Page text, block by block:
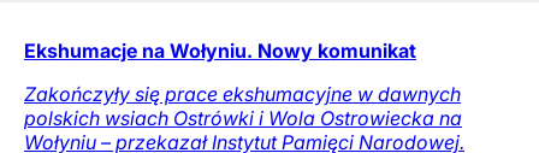
Ekshumacje na Wołyniu. Nowy komunikat
Zakończyły się prace ekshumacyjne w dawnych
polskich wsiach Ostrówki i Wola Ostrowiecka na
Wołyniu – przekazał Instytut Pamięci Narodowej.